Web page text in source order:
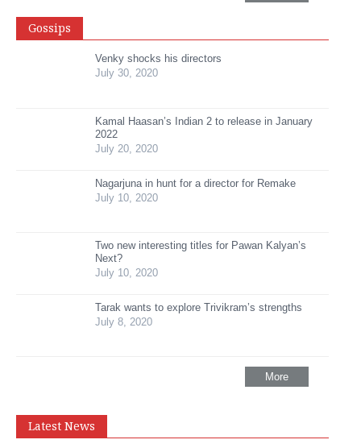
Gossips
Venky shocks his directors
July 30, 2020
Kamal Haasan’s Indian 2 to release in January
2022
July 20, 2020
Nagarjuna in hunt for a director for Remake
July 10, 2020
Two new interesting titles for Pawan Kalyan’s
Next?
July 10, 2020
Tarak wants to explore Trivikram’s strengths
July 8, 2020
More
Latest News